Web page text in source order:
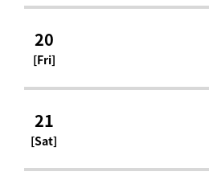
20
[Fri]
21
[Sat]